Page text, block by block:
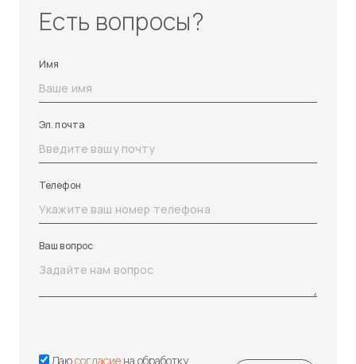
Есть вопросы?
Имя
Эл. почта
Телефон
Ваш вопрос
Даюсогласие на обработку